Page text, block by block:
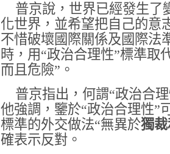
普京說，世界已經發生了
化世界，並希望把自己的意
不惜破壞國際關係及國際法
時，用“政治合理性”標準取
而且危險”。
普京指出，何謂“政治合
他強調，鑒於“政治合理性”
標準的外交做法“無異於獨
確表示反對。